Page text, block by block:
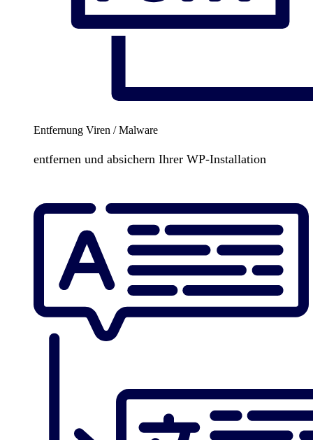
Entfernung Viren / Malware
entfernen und absichern Ihrer WP-Installation